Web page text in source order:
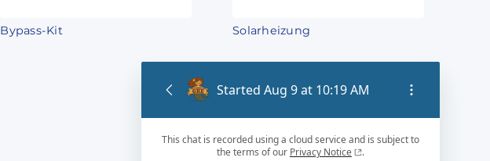
Bypass-Kit Solarheizung